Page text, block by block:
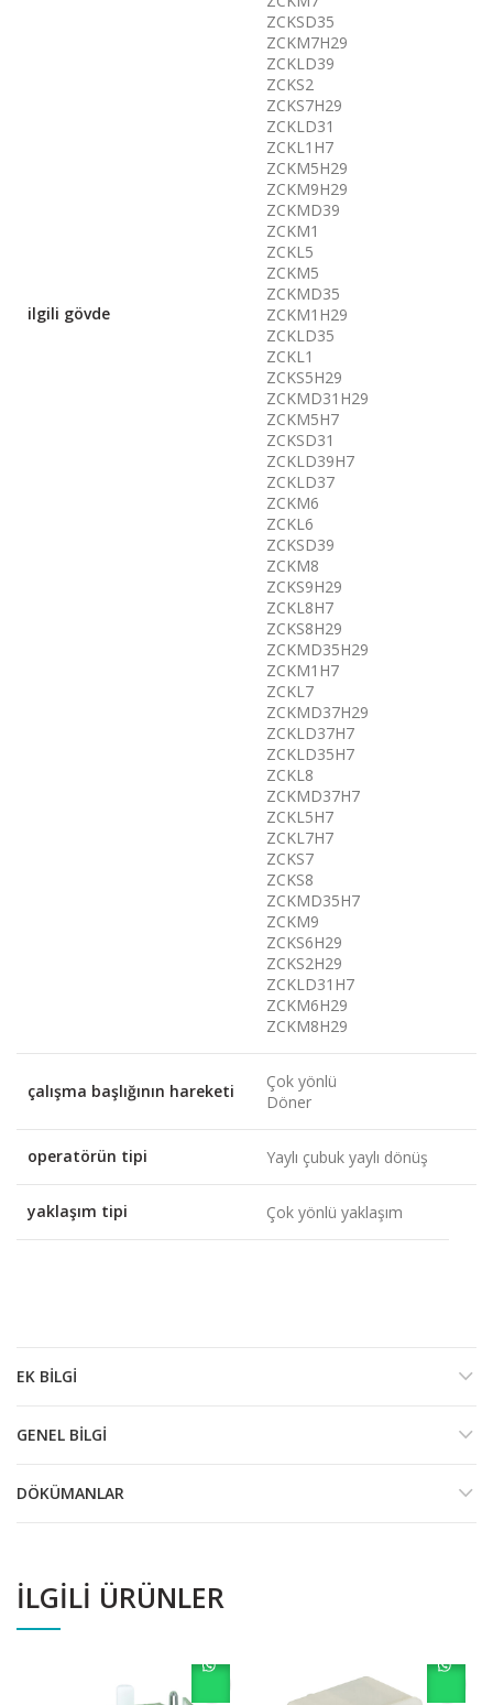
ilgili gövde
ZCKSD35
ZCKM7H29
ZCKLD39
ZCKS2
ZCKS7H29
ZCKLD31
ZCKL1H7
ZCKM5H29
ZCKM9H29
ZCKMD39
ZCKM1
ZCKL5
ZCKM5
ZCKMD35
ZCKM1H29
ZCKLD35
ZCKL1
ZCKS5H29
ZCKMD31H29
ZCKM5H7
ZCKSD31
ZCKLD39H7
ZCKLD37
ZCKM6
ZCKL6
ZCKSD39
ZCKM8
ZCKS9H29
ZCKL8H7
ZCKS8H29
ZCKMD35H29
ZCKM1H7
ZCKL7
ZCKMD37H29
ZCKLD37H7
ZCKLD35H7
ZCKL8
ZCKMD37H7
ZCKL5H7
ZCKL7H7
ZCKS7
ZCKS8
ZCKMD35H7
ZCKM9
ZCKS6H29
ZCKS2H29
ZCKLD31H7
ZCKM6H29
ZCKM8H29
çalışma başlığının hareketi
Çok yönlü
Döner
operatörün tipi Yaylı çubuk yaylı dönüş
yaklaşım tipi Çok yönlü yaklaşım
EK BILGI
GENEL BILGI
DÖKÜMANLAR
İLGILI ÜRÜNLER